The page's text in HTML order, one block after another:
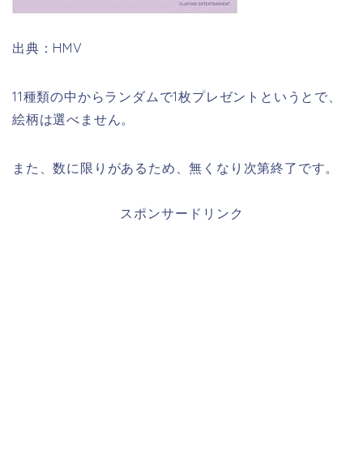
出典：HMV
11種類の中からランダムで1枚プレゼントというとで、
絵柄は選べません。
また、数に限りがあるため、無くなり次第終了です。
スポンサードリンク